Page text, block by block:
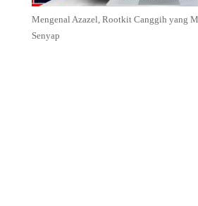
Mengenal Azazel, Rootkit Canggih yang
Senyap